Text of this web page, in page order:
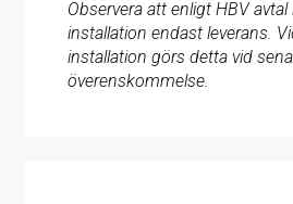
Observera att enligt HBV avtal
installation endast leverans.
installation görs detta vid
överenskommelse.